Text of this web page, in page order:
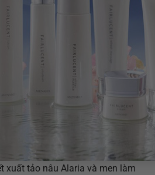
xuất tảo nâu Alaria và men làm